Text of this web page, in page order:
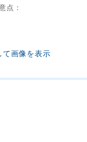
点：
て画像を表示